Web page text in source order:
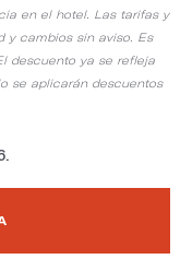
en el hotel. Las tarifas y
y cambios sin aviso. Es
descuento ya se refleja
se aplicarán descuentos